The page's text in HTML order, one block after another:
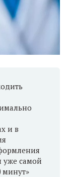
и в
уже самой
минут»